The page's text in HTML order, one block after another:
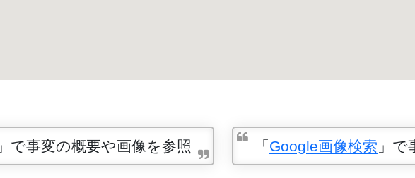
」で事変の概要や画像を参照 「 Google画像検索 」で